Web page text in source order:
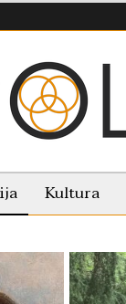
Kultura